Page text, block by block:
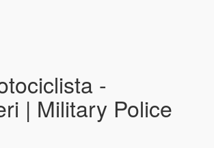
-
| Military Police